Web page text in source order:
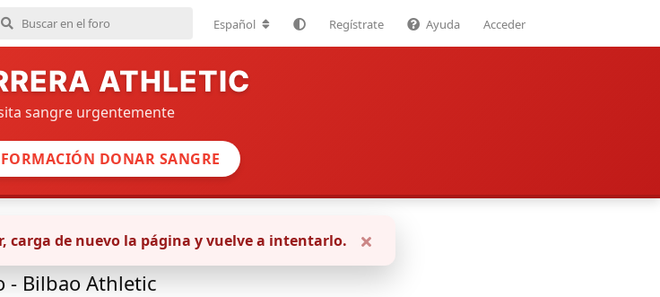
Español Regístrate Ayuda Acceder
ATHLETIC
sangre urgentemente
DONAR SANGRE
Cantera masculina
- Bilbao Athletic
carga de nuevo la página y vuelve a intentarlo.